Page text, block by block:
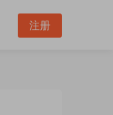
注册